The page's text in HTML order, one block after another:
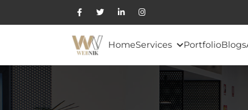
HomeServices PortfolioBlogs